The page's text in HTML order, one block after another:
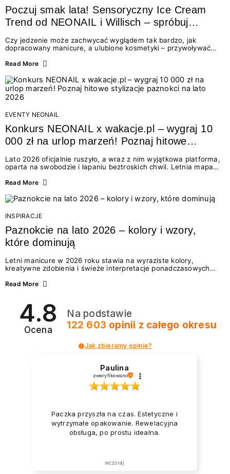
Poczuj smak lata! Sensoryczny Ice Cream
Trend od NEONAIL i Willisch – spróbuj
nowych lodów i odbierz prezent!
Czy jedzenie może zachwycać wyglądem tak bardzo, jak
dopracowany manicure, a ulubione kosmetyki – przywoływać
świata beauty i oszałamiających deserów to coś więcej niż
zmysłami: przez soczysty kolor, aksamitną teksturę,
orzeźwiający zapach i słodki akcent na podniebieniu. Tego lata
NEONAIL łączy siły z marką Willisch, tworząc unikalny projekt
na styku jedzenia i piękna....
Read More
EVENTY NEONAIL
Konkurs NEONAIL x wakacje.pl – wygraj 10
000 zł na urlop marzeń! Poznaj hitowe
Lato 2026 oficjalnie ruszyło, a wraz z nim wyjątkowa platforma,
oparta na swobodzie i łapaniu beztroskich chwil. Letnia mapa
doświadczenia wakacji – od spontanicznych wyjazdów, przez
Motywem przewodnim jest eksplorowanie i kolekcjonowanie
letnich momentów. Z tej okazji przygotowaliśmy coś absolutnie
wyjątkowego: wielki konkurs z wakacje.pl oraz dawkę
najgorętszych trendów w...
Read More
INSPIRACJE
Paznokcie na lato 2026 – kolory i wzory,
które dominują
Letni manicure w 2026 roku stawia na wyraziste kolory,
kreatywne zdobienia i świeże interpretacje ponadczasowych
zarówno energetycznych odcieni inspirowanych wakacjami, jak
2026? Znajdź inspirację dla swojego manicure!
Read More
4.8
Ocena
Na podstawie
122 603 opinii z całego okresu
Jak zbieramy opinie?
Paulina
zweryfikowano
Paczka przyszła na czas. Estetyczne i
wytrzymałe opakowanie. Rewelacyjna
obsługa, po prostu idealna.
wczoraj